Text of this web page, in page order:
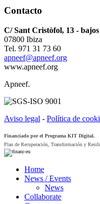
Contacto
C/ Sant Cristòfol, 13 - bajos
07800 Ibiza
Tel. 971 31 73 60
apneef@apneef.org
www.apneef.org
Apneef.
Aviso legal - Política de
Financiado por el Programa KIT Digital.
Plan de Recuperación, Transformación y
Home
News / Events
News
Collaborate